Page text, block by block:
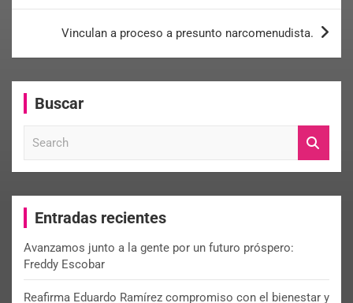
Vinculan a proceso a presunto narcomenudista.
Buscar
c
Entradas recientes
Avanzamos junto a la gente por un futuro próspero:
Freddy Escobar
Reafirma Eduardo Ramírez compromiso con el bienestar y